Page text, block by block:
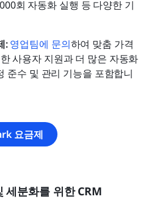
회 자동화 실행 등 다양한 기
: 영업팀에 문의하여 맞춤 가격
사용자 지원과 더 많은 자동화
준수 및 관리 기능을 포함합니
요금제
분화를 위한 CRM